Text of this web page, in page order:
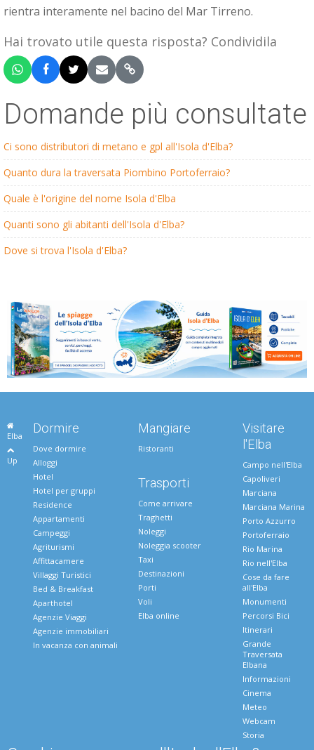
rientra interamente nel bacino del Mar Tirreno.
Hai trovato utile questa risposta? Condividila
Domande più consultate
Ci sono distributori di metano e gpl all'Isola d'Elba?
Quanto dura la traversata Piombino Portoferraio?
Quale è l'origine del nome Isola d'Elba
Quanti sono gli abitanti dell'Isola d'Elba?
Dove si trova l'Isola d'Elba?
Elba
Up
Dormire
Dove dormire
Alloggi
Hotel
Hotel per gruppi
Residence
Appartamenti
Campeggi
Agriturismi
Affittacamere
Villaggi Turistici
Bed & Breakfast
Aparthotel
Agenzie Viaggi
Agenzie immobiliari
In vacanza con animali
Mangiare
Ristoranti
Trasporti
Come arrivare
Traghetti
Noleggi
Noleggia scooter
Taxi
Destinazioni
Porti
Voli
Elba online
Visitare
l'Elba
Campo nell'Elba
Capoliveri
Marciana
Marciana Marina
Porto Azzurro
Portoferraio
Rio Marina
Rio nell'Elba
Cose da fare
all'Elba
Monumenti
Percorsi Bici
Itinerari
Grande
Traversata
Elbana
Informazioni
Cinema
Meteo
Webcam
Storia